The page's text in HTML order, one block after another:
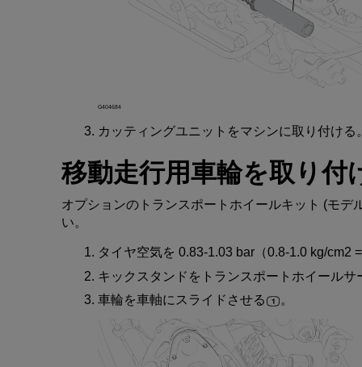
G404684
カッティングユニット をマシンに取 り 付ける
移動走行用車輪を取 り付
オプションのトランスポートホイールキット (モデ
い。
タイヤ空気を 0.83-1.03 bar（0.8-1.0 kg/cm2
キックスタンド を トランスポートホイールサ
車輪を車軸にスライド させる 。